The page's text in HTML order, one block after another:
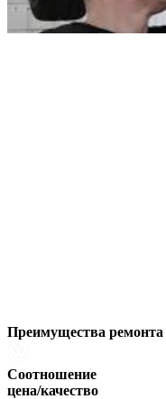
Преимущества ремонта
Соотношение
цена/качество